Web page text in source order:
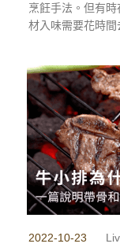
烹飪手法。但有
材入味需要花時間
2022-10-23 Liv